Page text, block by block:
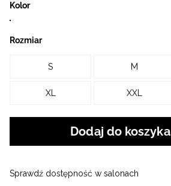
Kolor
Rozmiar
S M
XL XXL
Dodaj do koszyka
Sprawdź dostępność w salonach